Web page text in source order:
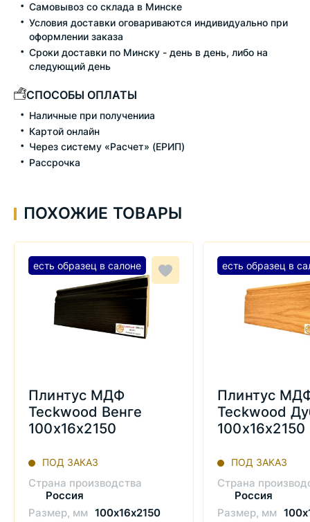
Самовывоз со склада в Минске
Условия доставки оговариваются индивидуально при
оформлении заказа
Сроки доставки по Минску - день в день, либо на
следующий день
СПОСОБЫ ОПЛАТЫ
Наличные при полученииа
Картой онлайн
Через систему «Расчет» (ЕРИП)
Рассрочка
ПОХОЖИЕ ТОВАРЫ
есть образец в салоне
Плинтус МДФ
Teckwood Венге
100x16x2150
ПОД ЗАКАЗ
Страна производства
Россия
Размер, мм 100x16x2150
есть образец в
Плинтус
Teckwood
100x16x2150
ПОД ЗАКАЗ
Страна
Россия
Размер, мм